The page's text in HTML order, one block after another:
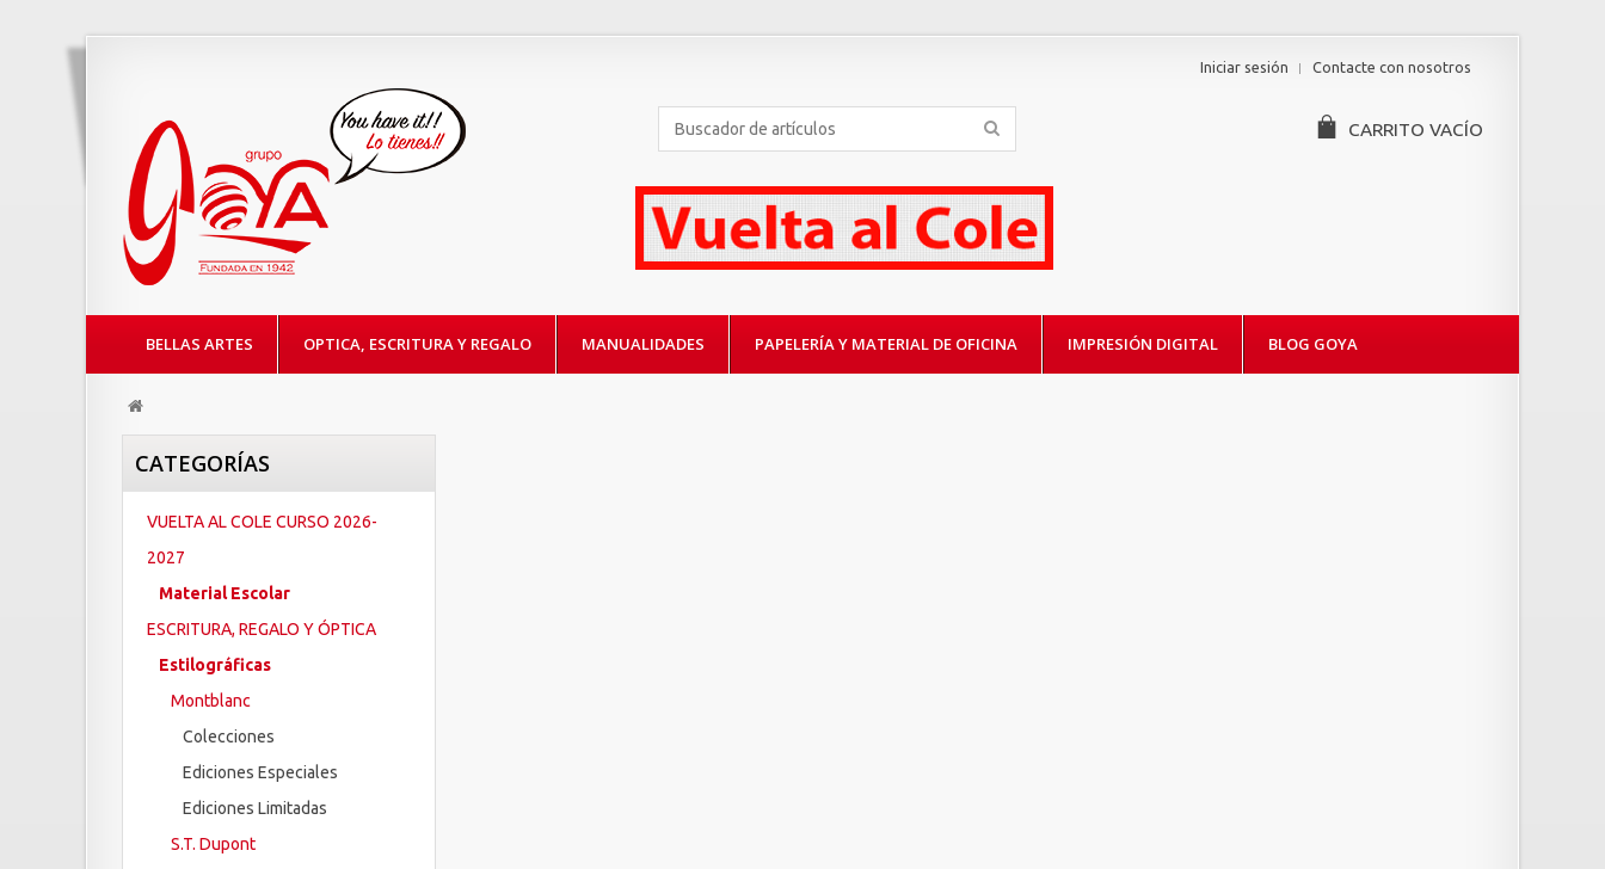
Contacte con nosotros
Iniciar sesión
CARRITO VACÍO
BELLAS ARTES OPTICA, ESCRITURA Y REGALO MANUALIDADES PAPELERÍA Y MATERIAL DE OFICINA IMPRESIÓN DIGITAL BLOG GOYA
CATEGORÍAS
VUELTA AL COLE CURSO 2026-
2027
Material Escolar
ESCRITURA, REGALO Y ÓPTICA
Estilográficas
Montblanc
Colecciones
Ediciones Especiales
Ediciones Limitadas
S.T. Dupont